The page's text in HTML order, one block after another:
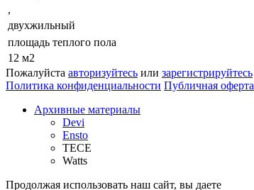
,
двухжильный
площадь теплого пола
12 м2
Пожалуйста авторизуйтесь или зарегистрируйтесь
Политика конфиденциальности Публичная оферта
Архивные материалы
Devi
Ensto
TECE
Watts
Продолжая использовать наш сайт, вы даете